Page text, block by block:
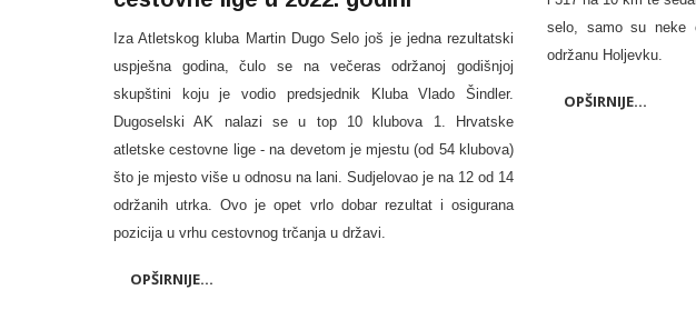
Iza Atletskog kluba Martin Dugo Selo još je jedna rezultatski
uspješna godina, čulo se na večeras održanoj godišnjoj
skupštini koju je vodio predsjednik Kluba Vlado Šindler.
Dugoselski AK nalazi se u top 10 klubova 1. Hrvatske
atletske cestovne lige - na devetom je mjestu (od 54 klubova)
što je mjesto više u odnosu na lani. Sudjelovao je na 12 od 14
održanih utrka. Ovo je opet vrlo dobar rezultat i osigurana
pozicija u vrhu cestovnog trčanja u državi.
OPŠIRNIJE...
selo, samo su neke
održanu Holjevku.
OPŠIRNIJE...